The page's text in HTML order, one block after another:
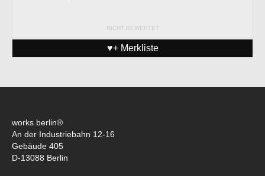
NICHT BEWERTET
♥+ Merkliste
works berlin®
An der Industriebahn 12-16
Gebäude 405
D-13088 Berlin